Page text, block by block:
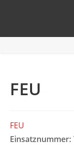
FEU
FEU
Einsatznummer: